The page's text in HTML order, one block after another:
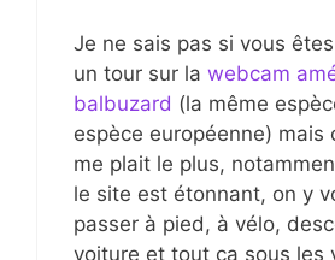
Je ne sais pas si vous
un tour sur la webcam
balbuzard (la même
espèce européenne) mais
me plait le plus,
le site est étonnant, on y
passer à pied, à vélo,
voiture et tout ça sous les